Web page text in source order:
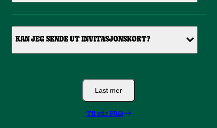
KAN JEG SENDE UT INVITASJONSKORT?
Last mer
Til vår FAQ